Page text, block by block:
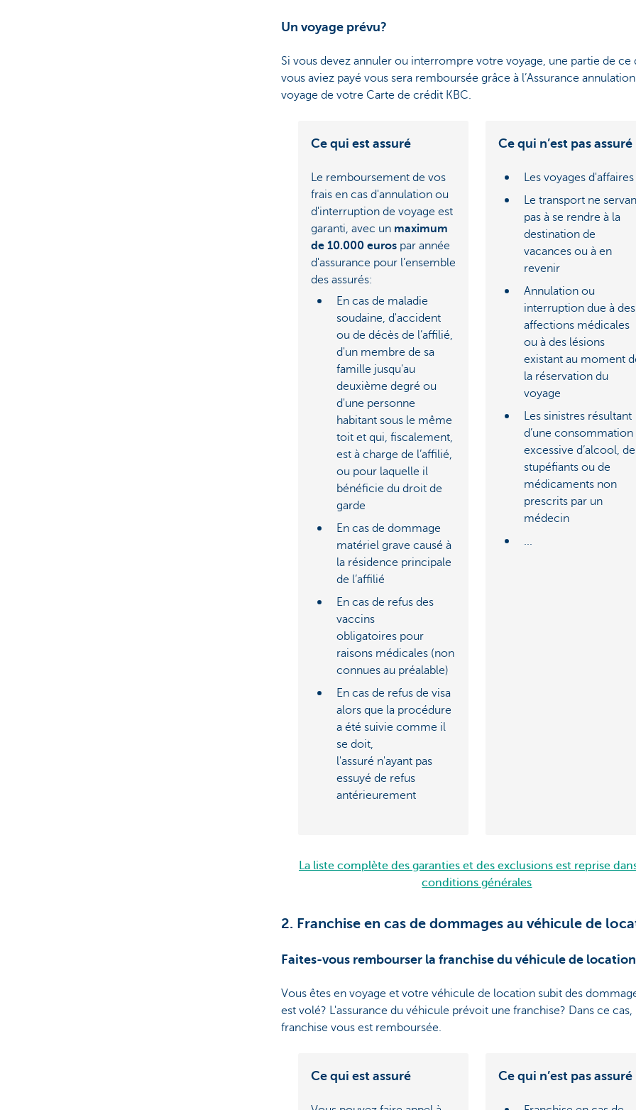
Un voyage prévu?
Si vous devez annuler ou interrompre votre voyage, une partie de ce
vous aviez payé vous sera remboursée grâce à l’Assurance
voyage de votre Carte de crédit KBC.
Ce qui est assuré
Le remboursement de vos
frais en cas d'annulation ou
d'interruption de voyage est
garanti, avec un maximum
de 10.000 eurospar année
d'assurance pour l’ensemble
des assurés:
En cas de maladie
soudaine, d'accident
ou de décès de l’affilié,
d'un membre de sa
famille jusqu'au
deuxième degré ou
d'une personne
habitant sous le même
toit et qui, fiscalement,
est à charge de l’affilié,
ou pour laquelle il
bénéficie du droit de
garde
En cas de dommage
matériel grave causé à
la résidence principale
de l’affilié
En cas de refus des
vaccins
obligatoires pour
raisons médicales (non
connues au préalable)
En cas de refus de visa
alors que la procédure
a été suivie comme il
se doit,
l'assuré n'ayant pas
essuyé de refus
antérieurement
Ce qui n’est pas assuré
Les voyages d'affaires
Le transport ne
pas à se rendre à la
destination de
vacances ou à en
revenir
Annulation ou
interruption due à des
affections médicales
ou à des lésions
existant au moment
la réservation du
voyage
Les sinistres résultant
d’une consommation
excessive d’alcool, de
stupéfiants ou de
médicaments non
prescrits par un
médecin
La liste complète des garanties et des exclusions est reprise
conditions générales
2. Franchise en cas de dommages au véhicule de
Faites-vous rembourser la franchise du véhicule de location
Vous êtes en voyage et votre véhicule de location subit des
est volé? L'assurance du véhicule prévoit une franchise? Dans ce cas,
franchise vous est remboursée.
Ce qui est assuré Ce qui n’est pas assuré